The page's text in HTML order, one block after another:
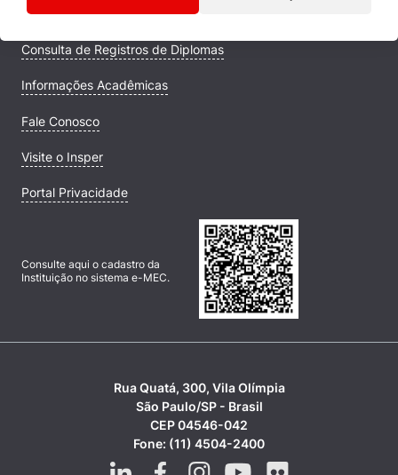
Campus
Consulta de Registros de Diplomas
Informações Acadêmicas
Fale Conosco
Visite o Insper
Portal Privacidade
Consulte aqui o cadastro da
Instituição no sistema e-MEC.
Rua Quatá, 300, Vila Olímpia
São Paulo/SP - Brasil
CEP 04546-042
Fone: (11) 4504-2400